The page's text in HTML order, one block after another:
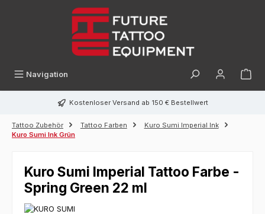
Navigation
Kostenloser Versand ab 150 € Bestellwert
Tattoo Zubehör Tattoo Farben
Kuro Sumi Imperial Ink
Kuro Sumi Ink Grün
Kuro Sumi Imperial Tattoo Farbe -
Spring Green 22 ml